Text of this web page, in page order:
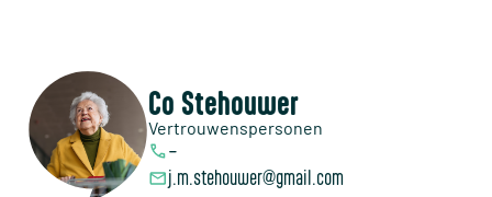
Co Stehouwer
Vertrouwenspersonen
–
j.m.stehouwer@gmail.com